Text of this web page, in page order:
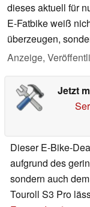
dieses aktuell für
E-Fatbike weiß
überzeugen,
Anzeige,
Jetzt
Dieser E-Bike-
aufgrund des
sondern auch
Touroll S3 Pro